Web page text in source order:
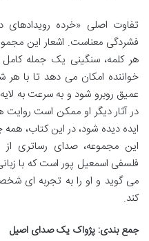
تفاوت اصلی «خرده رویدادهای
فشردگی معناست. اشعار این
هر کلمه، سنگینی یک جمله
خواننده امکان می دهد تا با
عمیق روبرو شود و به سرعت به
در آثار دیگر او ممکن است
ایده دیده شود، در این کتاب،
این مجموعه، صدای رساتری از
فلسفی اسمعیل پور است که با
می گوید و او را به تجربه ای
کند.
جمع بندی: پژواک یک صدای اصیل